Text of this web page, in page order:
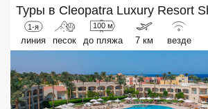
Туры в Cleopatra Luxury Resort
1-я
линия песок
100 м
до пляжа 7 км везде
Южный Гоа
Занзибар
Абхазия
Большой Сочи